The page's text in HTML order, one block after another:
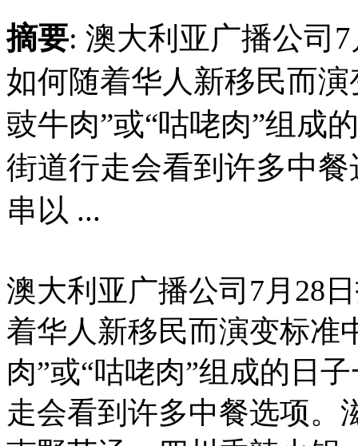
摘要: 澳大利亚广播公司
如何随着华人新移民而
豉牛肉”或“咕咾肉”组成
街道行走会看到许多中
串以 ...
澳大利亚广播公司 7月 28
着华人新移民而演变标准
肉”或“咕咾肉”组成的日
走会看到许多中餐选项。